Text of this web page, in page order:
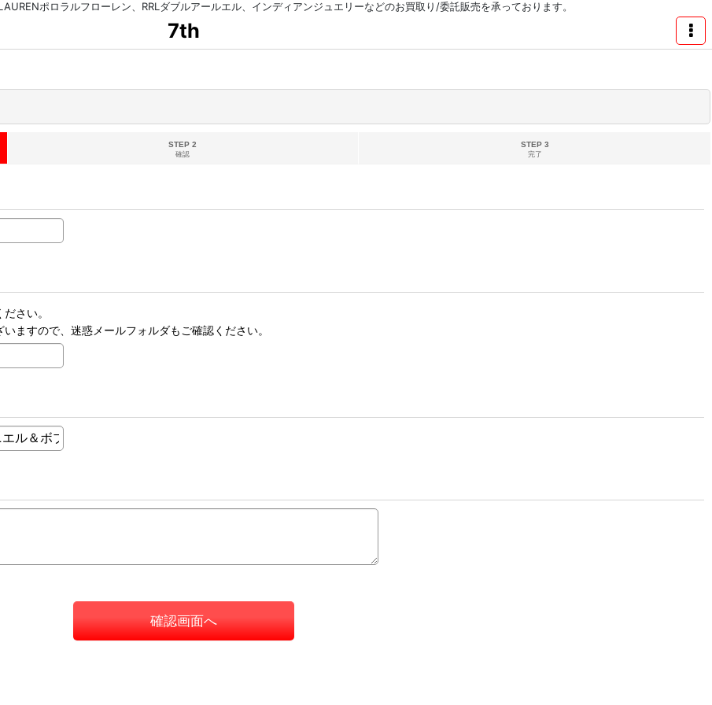
ポロラルフローレン、RRLダブルアールエル、インディアンジュエリーなどのお買取り/委託販売を承っております。
7th
STEP 2
確認
STEP 3
完了
さい。
ますので、迷惑メールフォルダもご確認ください。
確認画面へ